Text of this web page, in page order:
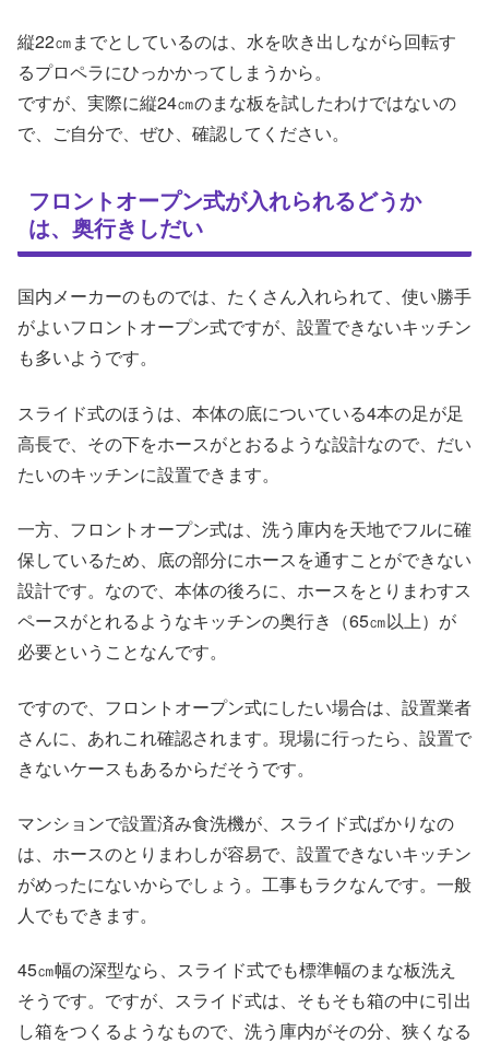
縦22㎝までとしているのは、水を吹き出しながら回転す
るプロペラにひっかかってしまうから。
ですが、実際に縦24㎝のまな板を試したわけではないの
で、ご自分で、ぜひ、確認してください。
フロントオープン式が入れられるどうか
は、奥行きしだい
国内メーカーのものでは、たくさん入れられて、使い勝手
がよいフロントオープン式ですが、設置できないキッチン
も多いようです。
スライド式のほうは、本体の底についている4本の足が足
高長で、その下をホースがとおるような設計なので、だい
たいのキッチンに設置できます。
一方、フロントオープン式は、洗う庫内を天地でフルに確
保しているため、底の部分にホースを通すことができない
設計です。なので、本体の後ろに、ホースをとりまわすス
ペースがとれるようなキッチンの奥行き（65㎝以上）が
必要ということなんです。
ですので、フロントオープン式にしたい場合は、設置業者
さんに、あれこれ確認されます。現場に行ったら、設置で
きないケースもあるからだそうです。
マンションで設置済み食洗機が、スライド式ばかりなの
は、ホースのとりまわしが容易で、設置できないキッチン
がめったにないからでしょう。工事もラクなんです。一般
人でもできます。
45㎝幅の深型なら、スライド式でも標準幅のまな板洗え
そうです。ですが、スライド式は、そもそも箱の中に引出
し箱をつくるようなもので、洗う庫内がその分、狭くなる